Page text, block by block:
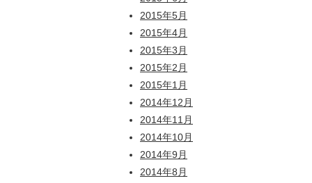
2015年5月
2015年4月
2015年3月
2015年2月
2015年1月
2014年12月
2014年11月
2014年10月
2014年9月
2014年8月